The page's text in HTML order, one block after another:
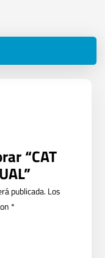
“CAT
publicada.Los
*